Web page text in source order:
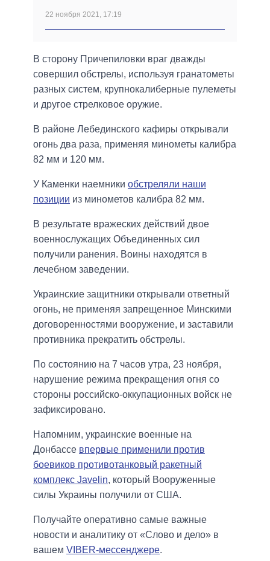
22 ноября 2021, 17:19
В сторону Причепиловки враг дважды
совершил обстрелы, используя гранатометы
разных систем, крупнокалиберные пулеметы
и другое стрелковое оружие.
В районе Лебединского кафиры открывали
огонь два раза, применяя минометы калибра
82 мм и 120 мм.
У Каменки наемники обстреляли наши
позиции из минометов калибра 82 мм.
В результате вражеских действий двое
военнослужащих Объединенных сил
получили ранения. Воины находятся в
лечебном заведении.
Украинские защитники открывали ответный
огонь, не применяя запрещенное Минскими
договоренностями вооружение, и заставили
противника прекратить обстрелы.
По состоянию на 7 часов утра, 23 ноября,
нарушение режима прекращения огня со
стороны российско-оккупационных войск не
зафиксировано.
Напомним, украинские военные на
Донбассе впервые применили против
боевиков противотанковый ракетный
комплекс Javelin, который Вооруженные
силы Украины получили от США.
Получайте оперативно самые важные
новости и аналитику от «Слово и дело» в
вашем VIBER-мессенджере.